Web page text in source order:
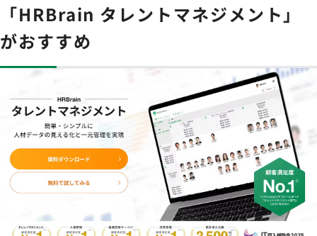
「HRBrain タレントマネジメント」
がおすすめ